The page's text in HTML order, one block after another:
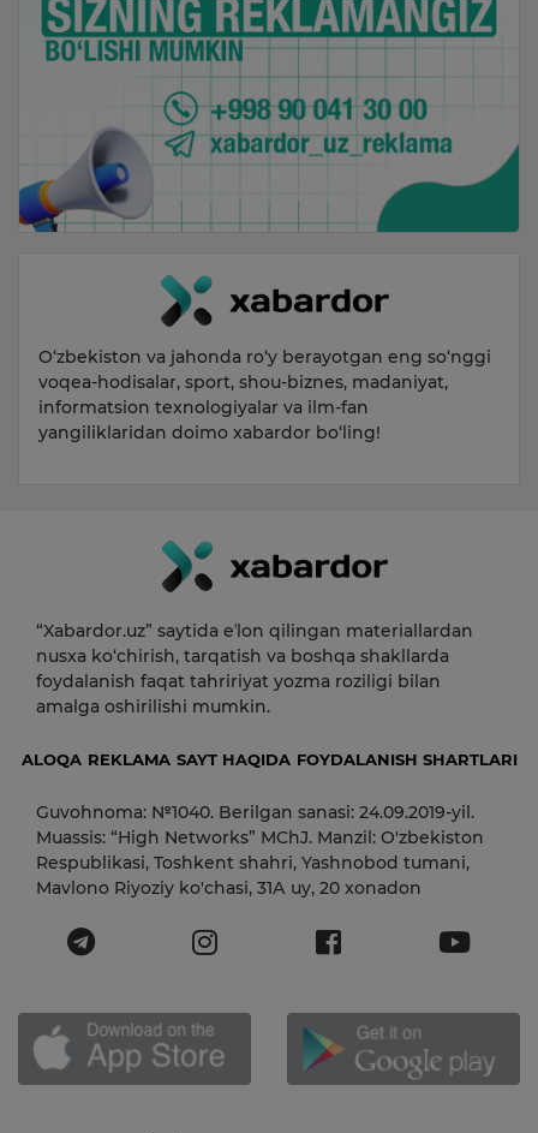
O‘zbekiston va jahonda ro‘y berayotgan eng so‘nggi
voqea-hodisalar, sport, shou-biznes, madaniyat,
informatsion texnologiyalar va ilm-fan
yangiliklaridan doimo xabardor bo‘ling!
“Xabardor.uz” saytida eʼlon qilingan materiallardan
nusxa ko‘chirish, tarqatish va boshqa shakllarda
foydalanish faqat tahririyat yozma roziligi bilan
amalga oshirilishi mumkin.
ALOQA REKLAMA SAYT HAQIDA FOYDALANISH SHARTLARI
Guvohnoma: №1040. Berilgan sanasi: 24.09.2019-yil.
Muassis: “High Networks” MChJ. Manzil: O'zbekiston
Respublikasi, Toshkent shahri, Yashnobod tumani,
Mavlono Riyoziy ko'chasi, 31А uy, 20 xonadon